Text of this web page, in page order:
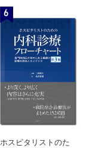
6
ホスピタリストのた